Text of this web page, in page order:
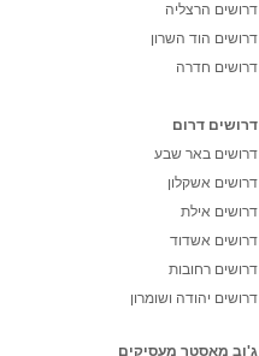
דרושים הרצליה
דרושים הוד השרון
דרושים חדרה
דרושים דרום
דרושים באר שבע
דרושים אשקלון
דרושים אילת
דרושים אשדוד
דרושים רחובות
דרושים יהודה ושומרון
ג'וב מאסטר מעסיקים